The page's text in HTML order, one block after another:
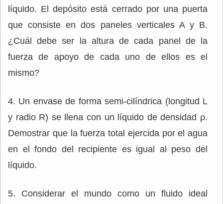
líquido. El depósito está cerrado por una puerta
que consiste en dos paneles verticales A y B.
¿Cuál debe ser la altura de cada panel de la
fuerza de apoyo de cada uno de ellos es el
mismo?
4. Un envase de forma semi-cilíndrica (longitud L
y radio R) se llena con un líquido de densidad ρ.
Demostrar que la fuerza total ejercida por el agua
en el fondo del recipiente es igual al peso del
líquido.
5. Considerar el mundo como un fluido ideal